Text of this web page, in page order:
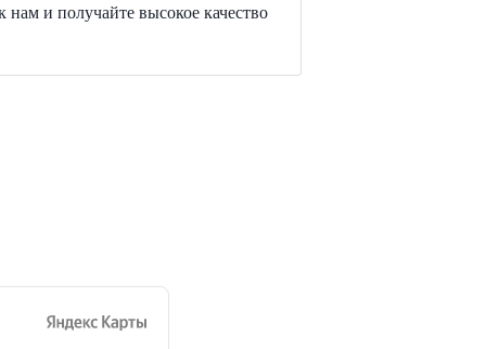
и получайте высокое качество